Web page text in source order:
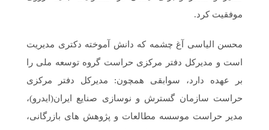
موفقیت کرد.
محسن الیاسی آغ چشمه که دانش آموخته دکتری مدیریت
است و مدیرکل دفتر مرکزی حراست گروه توسعه ملی را
بر عهده دارد، سوابقی همچون: مدیرکل دفتر مرکزی
حراست سازمان گسترش و نوسازی صنایع ایران(ایدرو)،
مدیر حراست موسسه مطالعات و پژوهش های بازرگانی،